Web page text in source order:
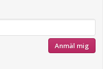
Anmäl mig